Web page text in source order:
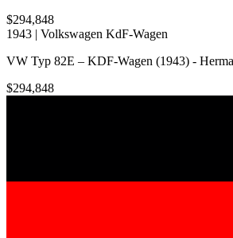
$294,848
1943 | Volkswagen KdF-Wagen
VW Typ 82E – KDF-Wagen (1943) -
$294,848